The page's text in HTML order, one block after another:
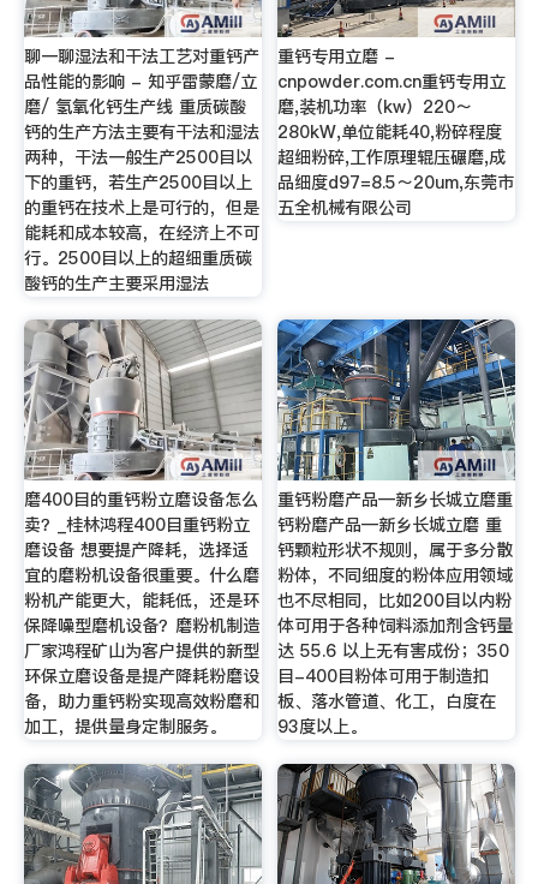
聊一聊湿法和干法工艺对重钙产
品性能的影响 - 知乎雷蒙磨/立
磨/ 氢氧化钙生产线 重质碳酸
钙的生产方法主要有干法和湿法
两种，干法一般生产2500目以
下的重钙，若生产2500目以上
的重钙在技术上是可行的，但是
能耗和成本较高，在经济上不可
行。2500目以上的超细重质碳
酸钙的生产主要采用湿法
重钙专用立磨 -
cnpowder.com.cn重钙专用立
磨,装机功率（kw）220～
280kW,单位能耗40,粉碎程度
超细粉碎,工作原理辊压碾磨,成
品细度d97=8.5～20um,东莞市
五全机械有限公司
磨400目的重钙粉立磨设备怎么
卖？_桂林鸿程400目重钙粉立
磨设备 想要提产降耗，选择适
宜的磨粉机设备很重要。什么磨
粉机产能更大，能耗低，还是环
保降噪型磨机设备？磨粉机制造
厂家鸿程矿山为客户提供的新型
环保立磨设备是提产降耗粉磨设
备，助力重钙粉实现高效粉磨和
加工，提供量身定制服务。
重钙粉磨产品—新乡长城立磨重
钙粉磨产品—新乡长城立磨 重
钙颗粒形状不规则，属于多分散
粉体，不同细度的粉体应用领域
也不尽相同，比如200目以内粉
体可用于各种饲料添加剂含钙量
达 55.6 以上无有害成份；350
目-400目粉体可用于制造扣
板、落水管道、化工，白度在
93度以上。